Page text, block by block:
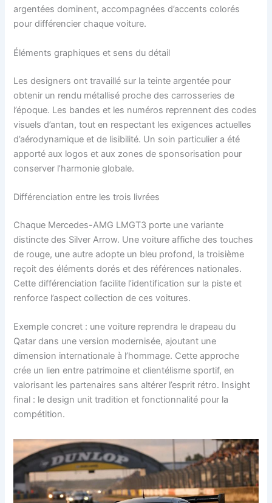
argentées dominent, accompagnées d’accents colorés
pour différencier chaque voiture.
Éléments graphiques et sens du détail
Les designers ont travaillé sur la teinte argentée pour
obtenir un rendu métallisé proche des carrosseries de
l’époque. Les bandes et les numéros reprennent des codes
visuels d’antan, tout en respectant les exigences actuelles
d’aérodynamique et de lisibilité. Un soin particulier a été
apporté aux logos et aux zones de sponsorisation pour
conserver l’harmonie globale.
Différenciation entre les trois livrées
Chaque Mercedes-AMG LMGT3 porte une variante
distincte des Silver Arrow. Une voiture affiche des touches
de rouge, une autre adopte un bleu profond, la troisième
reçoit des éléments dorés et des références nationales.
Cette différenciation facilite l’identification sur la piste et
renforce l’aspect collection de ces voitures.
Exemple concret : une voiture reprendra le drapeau du
Qatar dans une version modernisée, ajoutant une
dimension internationale à l’hommage. Cette approche
crée un lien entre patrimoine et clientélisme sportif, en
valorisant les partenaires sans altérer l’esprit rétro. Insight
final : le design unit tradition et fonctionnalité pour la
compétition.